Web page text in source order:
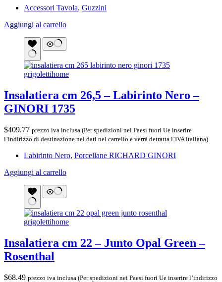
Accessori Tavola, Guzzini
Aggiungi al carrello
Insalatiera cm 26,5 – Labirinto Nero –
GINORI 1735
$409.77 prezzo iva inclusa (Per spedizioni nei Paesi fuori Ue inserire
l’indirizzo di destinazione nei dati nel carrello e verrà detratta l’IVA italiana)
Labirinto Nero, Porcellane RICHARD GINORI
Aggiungi al carrello
Insalatiera cm 22 – Junto Opal Green –
Rosenthal
$68.49 prezzo iva inclusa (Per spedizioni nei Paesi fuori Ue inserire l’indirizzo